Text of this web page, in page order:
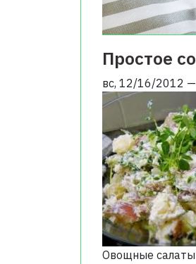
Простое
вс, 12/16/2012
Овощные салаты